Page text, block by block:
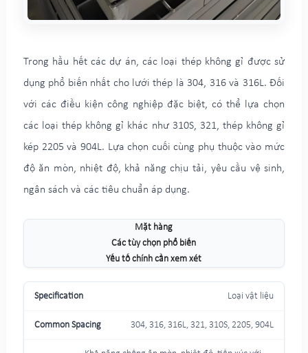
Trong hầu hết các dự án, các loại thép không gỉ được sử
dụng phổ biến nhất cho lưới thép là 304, 316 và 316L. Đối
với các điều kiện công nghiệp đặc biệt, có thể lựa chọn
các loại thép không gỉ khác như 310S, 321, thép không gỉ
kép 2205 và 904L. Lựa chọn cuối cùng phụ thuộc vào mức
độ ăn mòn, nhiệt độ, khả năng chịu tải, yêu cầu vệ sinh,
ngân sách và các tiêu chuẩn áp dụng.
Mặt hàng
Các tùy chọn phổ biến
Yếu tố chính cần xem xét
Loại vật liệu
304, 316, 316L, 321, 310S, 2205, 904L